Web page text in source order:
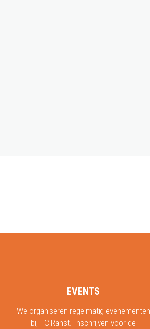
EVENTS
We organiseren regelmatig evenementen
bij TC Ranst. Inschrijven voor de